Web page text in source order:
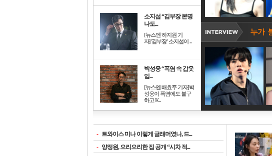
소지섭 “김부장 본명
나도...
[뉴스엔 하지원 기
자]'김부장' 소지섭이 ..
박성웅 “폭염 속 갑옷
입...
[뉴스엔 배효주 기자]박
성웅이 폭염에도 불구
하고 K..
- 트와이스 미나 이렇게 글래머였나, 드...
- 양정원, 으리으리한 집 공개 “시차 적...